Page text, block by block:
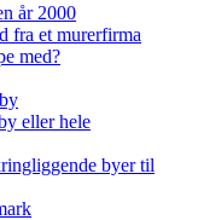
år 2000
fra et murerfirma
med?
eller hele
byer til